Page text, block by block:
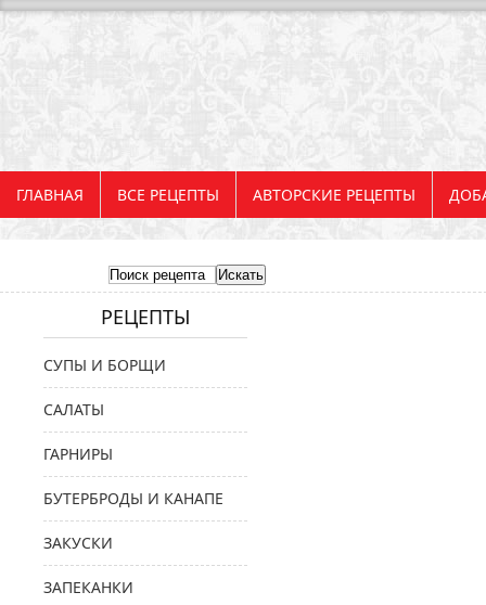
ГЛАВНАЯ ВСЕ РЕЦЕПТЫ АВТОРСКИЕ РЕЦЕПТЫ
РЕЦЕПТЫ
СУПЫ И БОРЩИ
САЛАТЫ
ГАРНИРЫ
БУТЕРБРОДЫ И КАНАПЕ
ЗАКУСКИ
ЗАПЕКАНКИ